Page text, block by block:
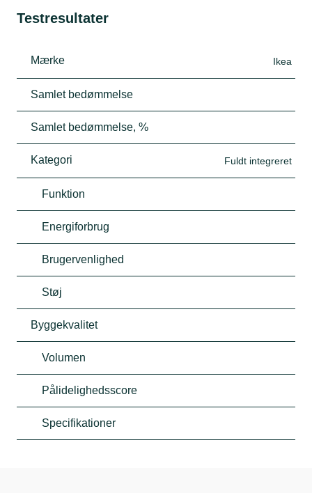
Testresultater
Mærke Ikea
Samlet bedømmelse
Samlet bedømmelse, %
Kategori Fuldt integreret
Funktion
Energiforbrug
Brugervenlighed
Støj
Byggekvalitet
Volumen
Pålidelighedsscore
Specifikationer